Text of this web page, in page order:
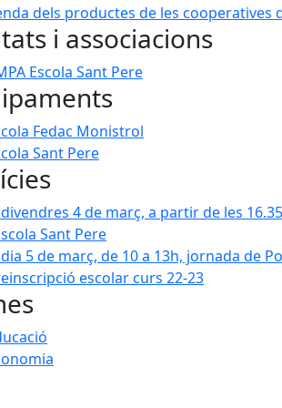
dels productes de les cooperatives
i associacions
Escola Sant Pere
Fedac Monistrol
Sant Pere
divendres 4 de març, a partir de les
Sant Pere
dia 5 de març, de 10 a 13h, jornada de
escolar curs 22-23